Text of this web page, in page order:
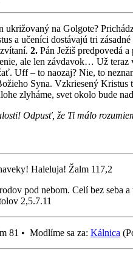
ukrižovaný na Golgote?
a učeníci dostávajú tri zásadné
2. Pán Ježiš predpovedá
ale len závdavok… Už
Uff – to naozaj? Nie, to
Syna. Vzkriesený
zlyháme, svet okolo bude
Odpusť, že Ti málo
Haleluja! Žalm 117,2
pod nebom. Celí bez
2,5.7.11
81 • Modlíme sa za: Kálnica